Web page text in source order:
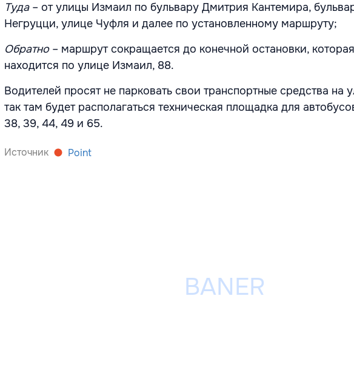
Туда – от улицы Измаил по бульвару Дмитрия Кантемира,
Негруцци, улице Чуфля и далее по установленному маршруту;
Обратно – маршрут сокращается до конечной остановки,
находится по улице Измаил, 88.
Водителей просят не парковать свои транспортные средства на
так там будет располагаться техническая площадка для
38, 39, 44, 49 и 65.
Источник Point